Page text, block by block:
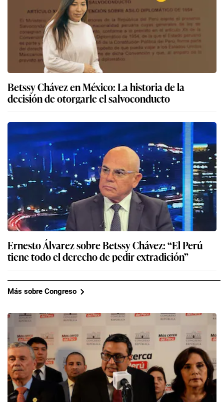
Betssy Chávez en México: La historia de la
decisión de otorgarle el salvoconducto
Ernesto Álvarez sobre Betssy Chávez: “El Perú
tiene todo el derecho de pedir extradición”
Más sobre Congreso